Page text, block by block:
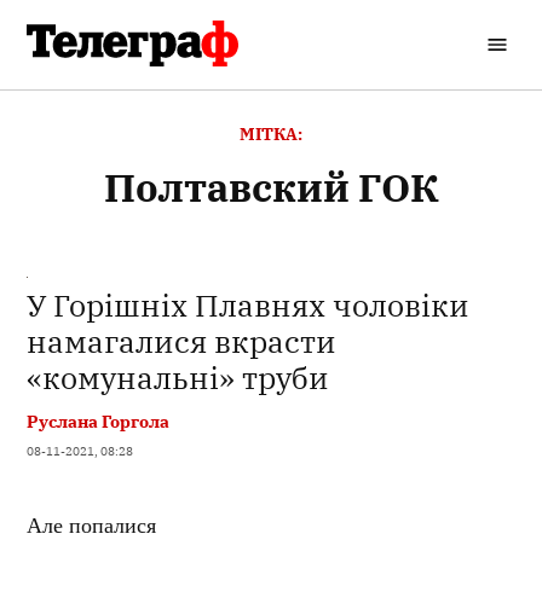
вмісту
Телеграф
МІТКА:
Полтавский ГОК
У Горішніх Плавнях чоловіки
намагалися вкрасти
«комунальні» труби
Руслана Горгола
08-11-2021, 08:28
Але попалися